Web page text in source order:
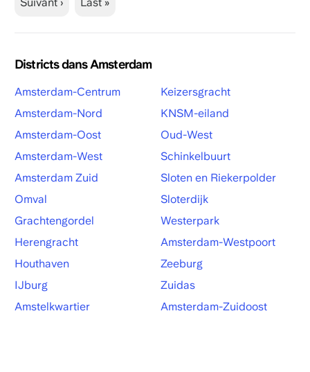
Districts dans Amsterdam
Amsterdam-Centrum
Amsterdam-Nord
Amsterdam-Oost
Amsterdam-West
Amsterdam Zuid
Omval
Grachtengordel
Herengracht
Houthaven
IJburg
Amstelkwartier
Keizersgracht
KNSM-eiland
Oud-West
Schinkelbuurt
Sloten en Riekerpolder
Sloterdijk
Westerpark
Amsterdam-Westpoort
Zeeburg
Zuidas
Amsterdam-Zuidoost